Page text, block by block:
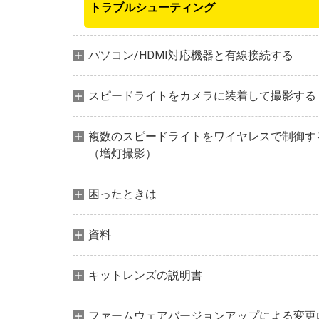
トラブルシューティング
パソコン/HDMI対応機器と有線接続する
スピードライトをカメラに装着して撮影する
複数のスピードライトをワイヤレスで制御す
（増灯撮影）
困ったときは
資料
キットレンズの説明書
ファームウェアバージョンアップによる変更